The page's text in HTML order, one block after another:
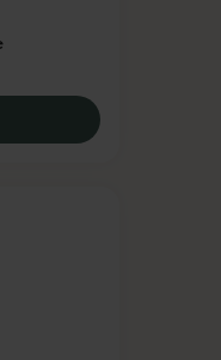
Nordica Björn